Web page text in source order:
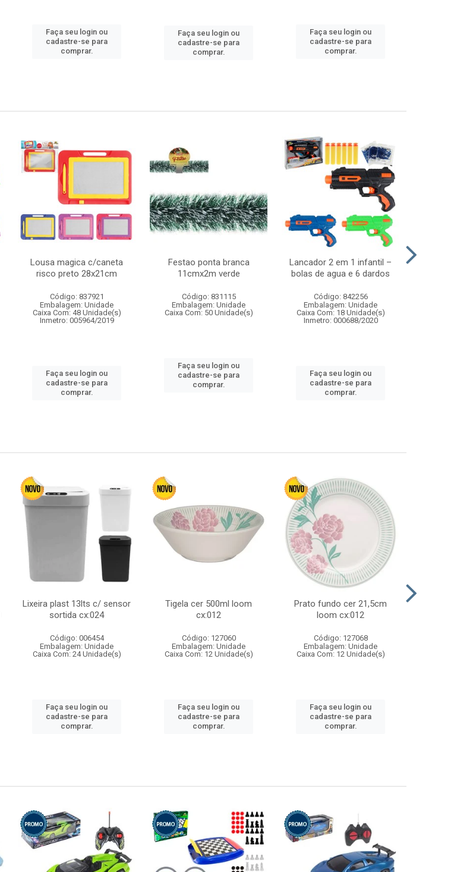
Faça seu login ou
cadastre-se para
comprar.
Faça seu login ou
cadastre-se para
comprar.
Faça seu login ou
cadastre-se para
comprar.
Lousa magica c/caneta
risco preto 28x21cm
Código: 837921
Embalagem: Unidade
Caixa Com: 48 Unidade(s)
Inmetro: 005964/2019
Faça seu login ou
cadastre-se para
comprar.
Festao ponta branca
11cmx2m verde
Código: 831115
Embalagem: Unidade
Caixa Com: 50 Unidade(s)
Faça seu login ou
cadastre-se para
comprar.
Lancador 2 em 1 infantil –
bolas de agua e 6 dardos
Código: 842256
Embalagem: Unidade
Caixa Com: 18 Unidade(s)
Inmetro: 000688/2020
Faça seu login ou
cadastre-se para
comprar.
Lixeira plast 13lts c/ sensor
sortida cx:024
Código: 006454
Embalagem: Unidade
Caixa Com: 24 Unidade(s)
Faça seu login ou
cadastre-se para
comprar.
Tigela cer 500ml loom
cx:012
Código: 127060
Embalagem: Unidade
Caixa Com: 12 Unidade(s)
Faça seu login ou
cadastre-se para
comprar.
Prato fundo cer 21,5cm
loom cx:012
Código: 127068
Embalagem: Unidade
Caixa Com: 12 Unidade(s)
Faça seu login ou
cadastre-se para
comprar.